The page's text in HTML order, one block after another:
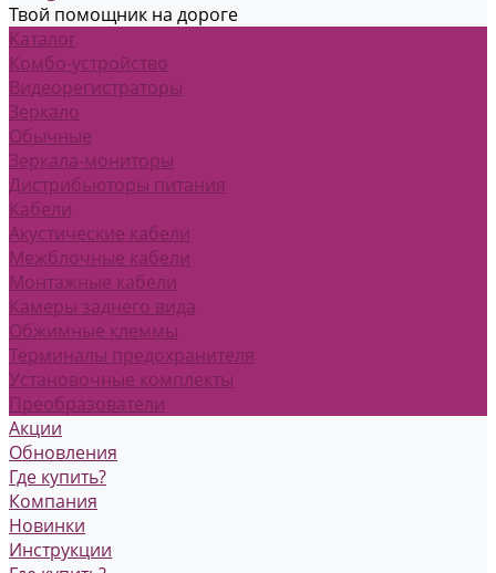
Твой помощник на дороге
Каталог
Комбо-устройство
Видеорегистраторы
Зеркало
Обычные
Зеркала-мониторы
Дистрибьюторы питания
Кабели
Акустические кабели
Межблочные кабели
Монтажные кабели
Камеры заднего вида
Обжимные клеммы
Терминалы предохранителя
Установочные комплекты
Преобразователи
Акции
Обновления
Где купить?
Компания
Новинки
Инструкции